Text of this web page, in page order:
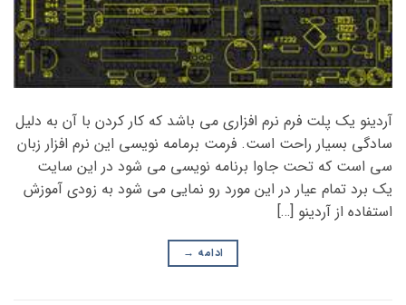
آردینو یک پلت فرم نرم افزاری می باشد که کار کردن با آن به دلیل
سادگی بسیار راحت است. فرمت برمامه نویسی این نرم افزار زبان
سی است که تحت جاوا برنامه نویسی می شود در این سایت
یک برد تمام عیار در این مورد رو نمایی می شود به زودی آموزش
استفاده از آردینو […]
ادامه →